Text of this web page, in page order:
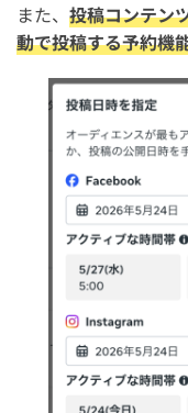
また、 投稿コンテン
動で投稿する予約機